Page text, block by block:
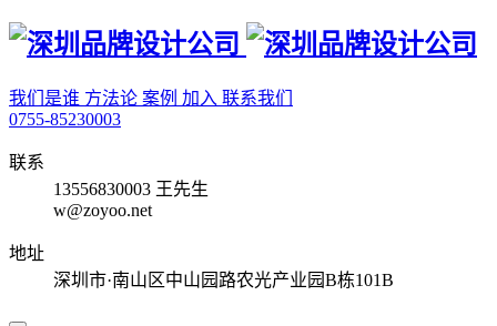
我们是谁 方法论 案例 加入 联系我们
0755-85230003
联系
13556830003 王先生
w@zoyoo.net
地址
深圳市·南山区中山园路农光产业园B栋101B